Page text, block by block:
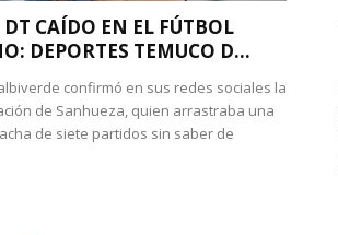
DT CAÍDO EN EL FÚTBOL
DEPORTES TEMUCO D...
confirmó en sus redes sociales la
de Sanhueza, quien arrastraba una
de siete partidos sin saber de